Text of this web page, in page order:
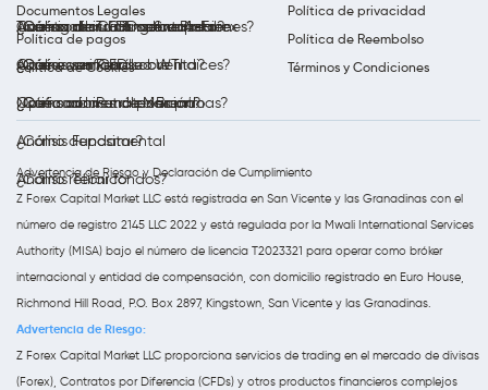
Documentos Legales
Política de privacidad
Política de pagos
Política de Reembolso
Política de Cookies
Términos y Condiciones
Cuenta de Trading Swap-Free
Trading de CFDs sobre Plata
Opera con Petróleo WTI
Opera con Petróleo Brent
Análisis diario al mercado Forex
Análisis semanal
Notificaciones de Mercado
¿Qué son los CFD sobre Acciones?
¿Qué es un CFD sobre índices?
¿Qué son las materias primas?
Análisis Fundamental
Análisis Técnico
¿Cómo abrir una cuenta real?
¿Cómo verificar su cuenta?
¿Cómo abrir una posición?
¿Cómo depositar?
¿Cómo retirar fondos?
Advertencia de Riesgo y Declaración de Cumplimiento
Z Forex Capital Market LLC está registrada en San Vicente y las Granadinas con el
número de registro 2145 LLC 2022 y está regulada por la Mwali International Services
Authority (MISA) bajo el número de licencia T2023321 para operar como bróker
internacional y entidad de compensación, con domicilio registrado en Euro House,
Richmond Hill Road, P.O. Box 2897, Kingstown, San Vicente y las Granadinas.
Advertencia de Riesgo:
Z Forex Capital Market LLC proporciona servicios de trading en el mercado de divisas
(Forex), Contratos por Diferencia (CFDs) y otros productos financieros complejos